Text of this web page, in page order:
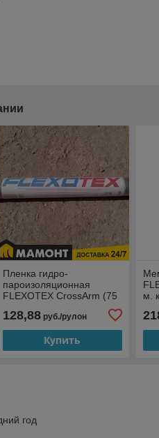
Пленка гидро-
пароизоляционная
FLEXOTEX CrossArm (75
128,88руб./рулон
Купить
м.
год